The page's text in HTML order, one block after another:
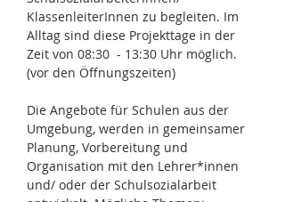
KlassenleiterInnen zu begleiten. Im
Alltag sind diese Projekttage in der
Zeit von 08:30 - 13:30 Uhr möglich.
(vor den Öffnungszeiten)
Die Angebote für Schulen aus der
Umgebung, werden in gemeinsamer
Planung, Vorbereitung und
Organisation mit den Lehrer*innen
und/ oder der Schulsozialarbeit